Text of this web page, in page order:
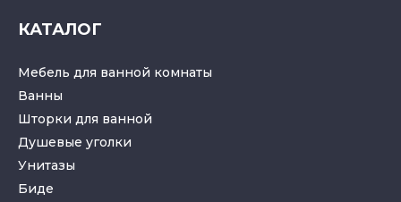
КАТАЛОГ
Мебель для ванной комнаты
Ванны
Шторки для ванной
Душевые уголки
Унитазы
Биде